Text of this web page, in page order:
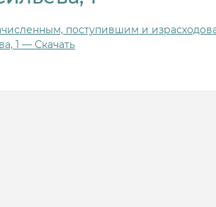
поступившим и
1 — Скачать